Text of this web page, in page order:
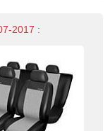
2017 :